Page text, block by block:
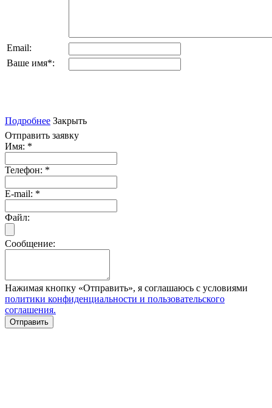
Email:
Ваше имя*:
Подробнее Закрыть
Отправить заявку
Имя: *
Телефон: *
E-mail: *
Файл:
Сообщение:
Нажимая кнопку «Отправить», я соглашаюсь с условиями
политики конфиденциальности и пользовательского
соглашения.
Отправить